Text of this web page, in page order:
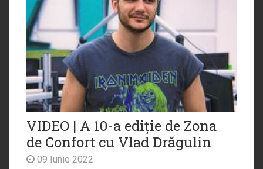
VIDEO | A 10-a ediție de Zona
de Confort cu Vlad Drăgulin
09 Iunie 2022